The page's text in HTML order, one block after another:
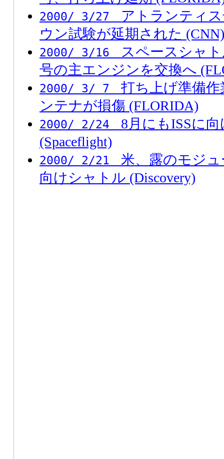
2000/ 3/27 アトランティ
ウン試験が延期された (CNN)
2000/ 3/16
スペースシャ
号の主エンジンを交換へ
2000/ 3/ 7 打ち上げ準備
ンテナが損傷 (FLORIDA)
2000/ 2/24 8月にもISSに
(Spaceflight)
2000/ 2/21 米、露のモジ
向けシャトル (Discovery)